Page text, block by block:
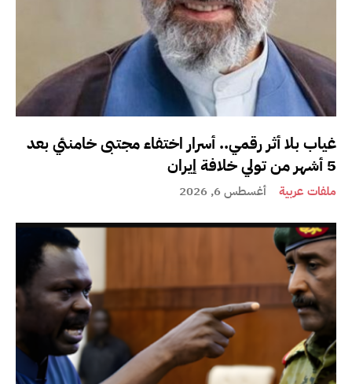
غياب بلا أثر رقمي.. أسرار اختفاء مجتبى خامنئي بعد
5 أشهر من تولي خلافة إيران
ملفات عربية أغسطس 6, 2026